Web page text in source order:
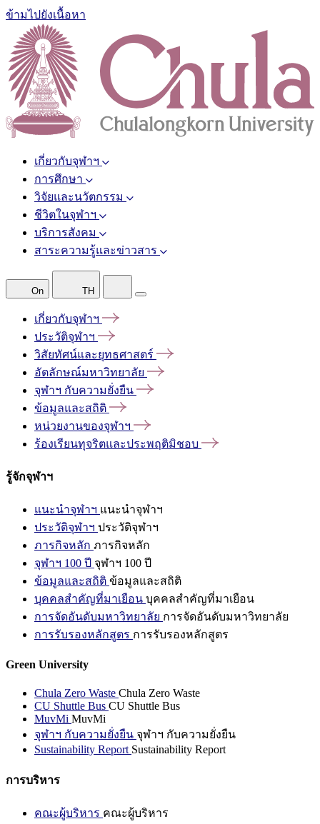
ข้ามไปยังเนื้อหา
เกี่ยวกับจุฬาฯ
การศึกษา
วิจัยและนวัตกรรม
ชีวิตในจุฬาฯ
บริการสังคม
สาระความรู้และข่าวสาร
On TH
เกี่ยวกับจุฬาฯ
ประวัติจุฬาฯ
วิสัยทัศน์และยุทธศาสตร์
อัตลักษณ์มหาวิทยาลัย
จุฬาฯ กับความยั่งยืน
ข้อมูลและสถิติ
หน่วยงานของจุฬาฯ
ร้องเรียนทุจริตและประพฤติมิชอบ
รู้จักจุฬาฯ
แนะนำจุฬาฯ แนะนำจุฬาฯ
ประวัติจุฬาฯ ประวัติจุฬาฯ
ภารกิจหลัก ภารกิจหลัก
จุฬาฯ 100 ปี จุฬาฯ 100 ปี
ข้อมูลและสถิติ ข้อมูลและสถิติ
บุคคลสำคัญที่มาเยือน บุคคลสำคัญที่มาเยือน
การจัดอันดับมหาวิทยาลัย การจัดอันดับมหาวิทยาลัย
การรับรองหลักสูตร การรับรองหลักสูตร
Green University
Chula Zero Waste Chula Zero Waste
CU Shuttle Bus CU Shuttle Bus
MuvMi MuvMi
จุฬาฯ กับความยั่งยืน จุฬาฯ กับความยั่งยืน
Sustainability Report Sustainability Report
การบริหาร
คณะผู้บริหาร คณะผู้บริหาร